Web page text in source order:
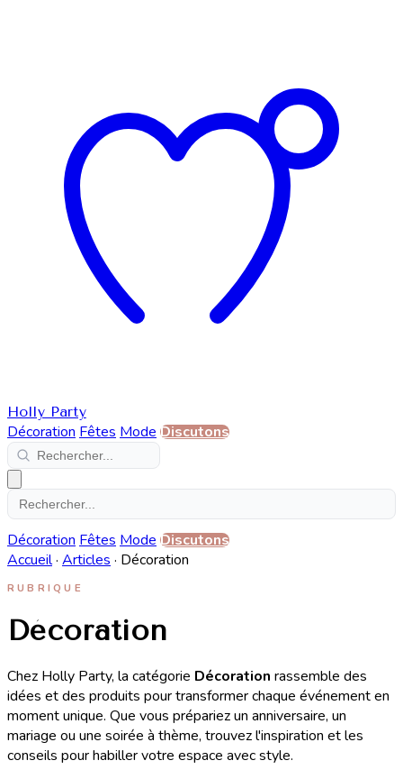
Holly Party
Décoration Fêtes Mode Discutons
Décoration Fêtes Mode Discutons
Accueil· Articles · Décoration
RUBRIQUE
Décoration
Chez Holly Party, la catégorie Décoration rassemble des
idées et des produits pour transformer chaque événement en
moment unique. Que vous prépariez un anniversaire, un
mariage ou une soirée à thème, trouvez l'inspiration et les
conseils pour habiller votre espace avec style.